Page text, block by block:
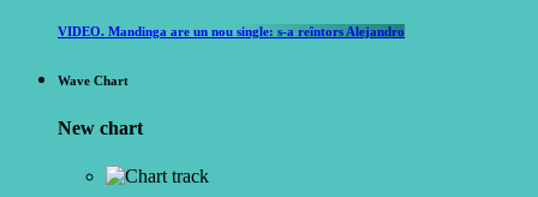
VIDEO. Mandinga are un nou single: s-a reîntors Alejandro
Wave Chart
New chart